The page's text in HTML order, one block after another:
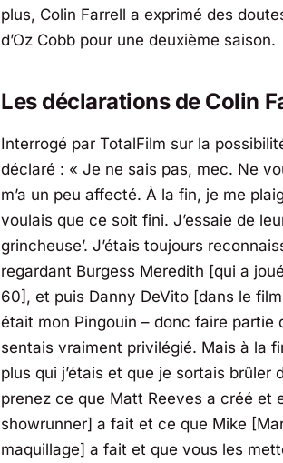
plus, Colin Farrell a exprimé des
d’Oz Cobb pour une deuxième saison.
Les déclarations de Colin
Interrogé par TotalFilm sur la
déclaré : « Je ne sais pas, mec. Ne
m’a un peu affecté. À la fin, je me
voulais que ce soit fini. J’essaie de
grincheuse’. J’étais toujours
regardant Burgess Meredith [qui a
60], et puis Danny DeVito [dans le
était mon Pingouin – donc faire
sentais vraiment privilégié. Mais à la
plus qui j’étais et que je sortais
prenez ce que Matt Reeves a créé et
showrunner] a fait et ce que Mike
maquillage] a fait et que vous les